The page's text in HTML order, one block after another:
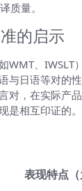
质量。
的启示
WMT、IWSLT
与日语等对的
对，在实际产
是相互印证的。
表现特点（